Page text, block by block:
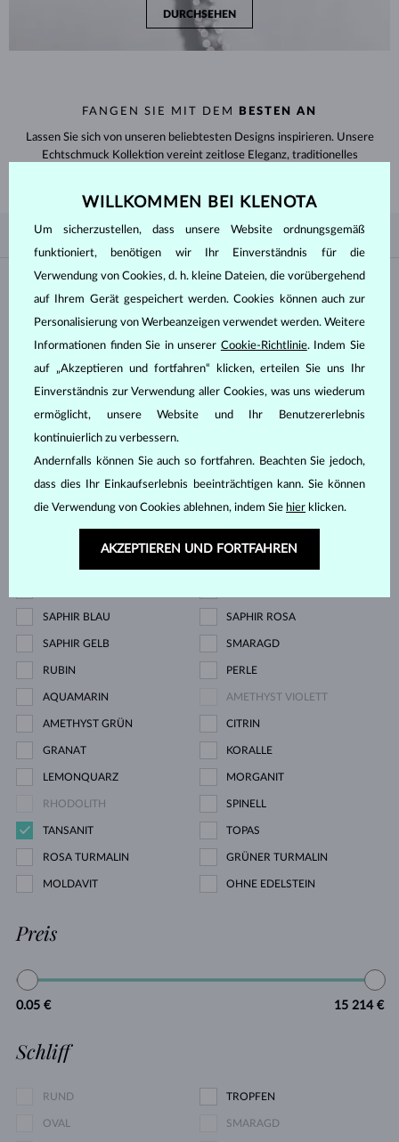
DURCHSEHEN
FANGEN SIE MIT DEM BESTEN AN
Lassen Sie sich von unseren beliebtesten Designs inspirieren. Unsere
Echtschmuck Kollektion vereint zeitlose Eleganz, traditionelles
NACH BELIEBTHEIT 4/4 FILTER
Material
ROSÉGOLD SILBER
CHIRURGENSTAHL
Edelstein
ZIRKÓNIE DIAMANT
DIAMANT LAB GROWN DIAMANT LAB GROWN BLAU
SAPHIR BLAU SAPHIR ROSA
SAPHIR GELB SMARAGD
RUBIN PERLE
AQUAMARIN AMETHYST VIOLETT
AMETHYST GRÜN CITRIN
GRANAT KORALLE
LEMONQUARZ MORGANIT
RHODOLITH SPINELL
TANSANIT TOPAS
ROSA TURMALIN GRÜNER TURMALIN
MOLDAVIT OHNE EDELSTEIN
Preis
0.05 € 15 214 €
Schliff
RUND TROPFEN
OVAL SMARAGD
WILLKOMMEN BEI KLENOTA
Um sicherzustellen, dass unsere Website ordnungsgemäß
funktioniert, benötigen wir Ihr Einverständnis für die
Verwendung von Cookies, d. h. kleine Dateien, die vorübergehend
auf Ihrem Gerät gespeichert werden. Cookies können auch zur
Personalisierung von Werbeanzeigen verwendet werden. Weitere
Informationen finden Sie in unserer Cookie-Richtlinie. Indem Sie
auf „Akzeptieren und fortfahren“ klicken, erteilen Sie uns Ihr
Einverständnis zur Verwendung aller Cookies, was uns wiederum
ermöglicht, unsere Website und Ihr Benutzererlebnis
kontinuierlich zu verbessern.
Andernfalls können Sie auch so fortfahren. Beachten Sie jedoch,
dass dies Ihr Einkaufserlebnis beeinträchtigen kann. Sie können
die Verwendung von Cookies ablehnen, indem Sie hier klicken.
AKZEPTIEREN UND FORTFAHREN